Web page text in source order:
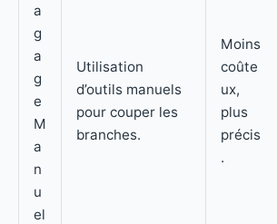
a
g
a
g
e
M
a
n
u
el
Utilisation
d’outils manuels
pour couper les
branches.
Moins
coûte
ux,
plus
précis
.